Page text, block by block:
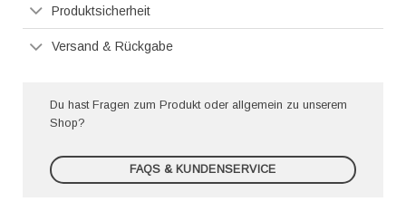
Produktsicherheit
Versand & Rückgabe
Du hast Fragen zum Produkt oder allgemein zu unserem
Shop?
FAQS & KUNDENSERVICE